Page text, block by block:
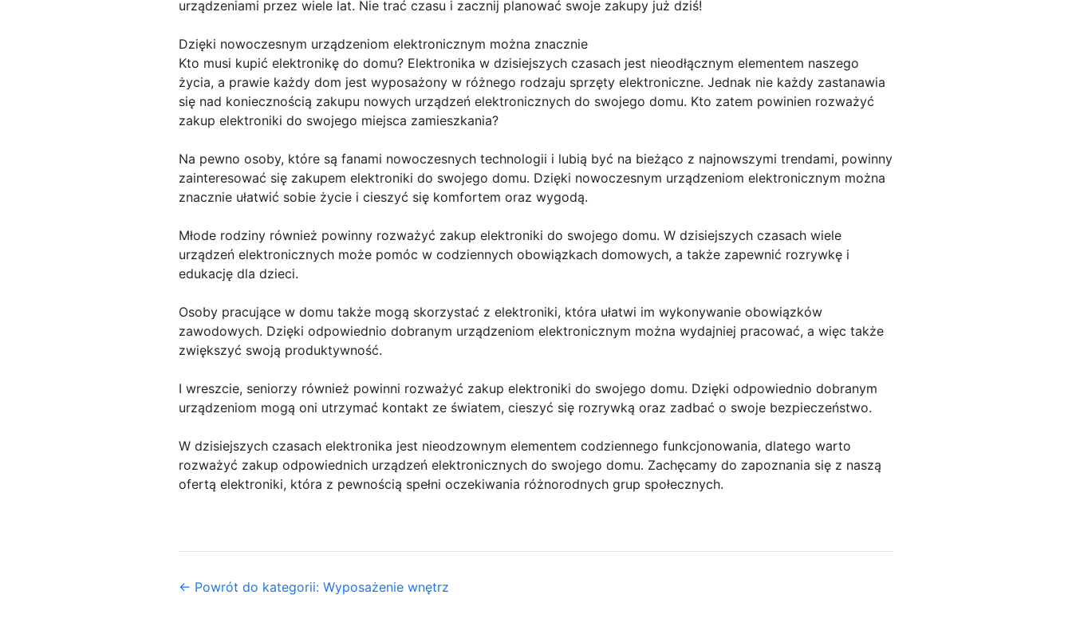
urządzeniami przez wiele lat. Nie trać czasu i zacznij planować swoje zakupy już dziś!
Dzięki nowoczesnym urządzeniom elektronicznym można znacznie
Kto musi kupić elektronikę do domu? Elektronika w dzisiejszych czasach jest nieodłącznym elementem naszego
życia, a prawie każdy dom jest wyposażony w różnego rodzaju sprzęty elektroniczne. Jednak nie każdy zastanawia
się nad koniecznością zakupu nowych urządzeń elektronicznych do swojego domu. Kto zatem powinien rozważyć
zakup elektroniki do swojego miejsca zamieszkania?
Na pewno osoby, które są fanami nowoczesnych technologii i lubią być na bieżąco z najnowszymi trendami, powinny
zainteresować się zakupem elektroniki do swojego domu. Dzięki nowoczesnym urządzeniom elektronicznym można
znacznie ułatwić sobie życie i cieszyć się komfortem oraz wygodą.
Młode rodziny również powinny rozważyć zakup elektroniki do swojego domu. W dzisiejszych czasach wiele
urządzeń elektronicznych może pomóc w codziennych obowiązkach domowych, a także zapewnić rozrywkę i
edukację dla dzieci.
Osoby pracujące w domu także mogą skorzystać z elektroniki, która ułatwi im wykonywanie obowiązków
zawodowych. Dzięki odpowiednio dobranym urządzeniom elektronicznym można wydajniej pracować, a więc także
zwiększyć swoją produktywność.
I wreszcie, seniorzy również powinni rozważyć zakup elektroniki do swojego domu. Dzięki odpowiednio dobranym
urządzeniom mogą oni utrzymać kontakt ze światem, cieszyć się rozrywką oraz zadbać o swoje bezpieczeństwo.
W dzisiejszych czasach elektronika jest nieodzownym elementem codziennego funkcjonowania, dlatego warto
rozważyć zakup odpowiednich urządzeń elektronicznych do swojego domu. Zachęcamy do zapoznania się z naszą
ofertą elektroniki, która z pewnością spełni oczekiwania różnorodnych grup społecznych.
← Powrót do kategorii: Wyposażenie wnętrz